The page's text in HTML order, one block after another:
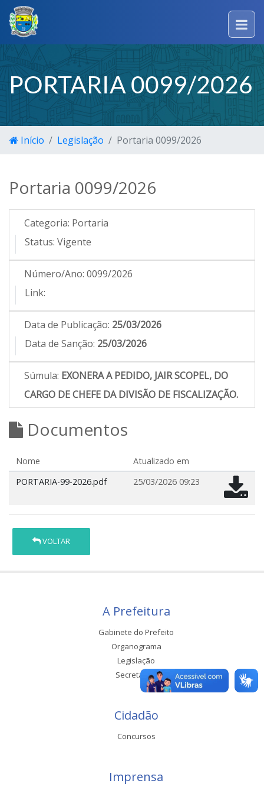
PORTARIA 0099/2026
Início Legislação Portaria 0099/2026
Portaria 0099/2026
Categoria: Portaria
Status: Vigente
Número/Ano: 0099/2026
Link:
Data de Publicação: 25/03/2026
Data de Sanção: 25/03/2026
Súmula: EXONERA A PEDIDO, JAIR SCOPEL, DO
CARGO DE CHEFE DA DIVISÃO DE FISCALIZAÇÃO.
Documentos
Nome
Atualizado em
PORTARIA-99-2026.pdf
25/03/2026 09:23
VOLTAR
A Prefeitura
Gabinete do Prefeito
Organograma
Legislação
Secretarias
Cidadão
Concursos
Imprensa